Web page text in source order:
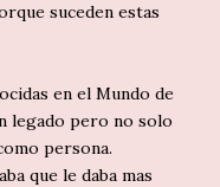
suceden estas
en el Mundo de
legado pero no solo
persona.
que le daba mas